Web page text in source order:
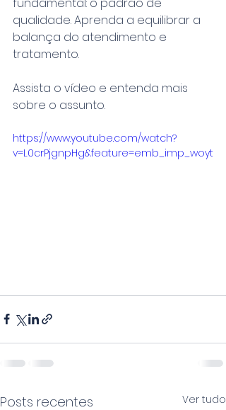
qualidade. Aprenda a equilibrar a
balança do atendimento e
tratamento.
Assista o vídeo e entenda mais
sobre o assunto.
https://www.youtube.com/watch?
v=L0crPjgnpHg&feature=emb_imp_woyt
Posts recentes Ver tudo